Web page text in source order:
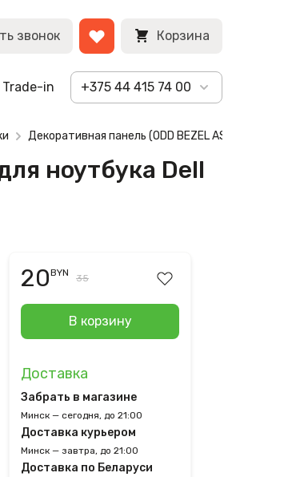
звонок Корзина
Trade-in +375 44 415 74 00
BYN
Декоративная панель (ODD BEZEL ASSY) для
ноутбука Dell
20BYN 35
В корзину
Доставка
Забрать в магазине
Минск — сегодня, до 21:00
Доставка курьером
Минск — завтра, до 21:00
Доставка по Беларуси